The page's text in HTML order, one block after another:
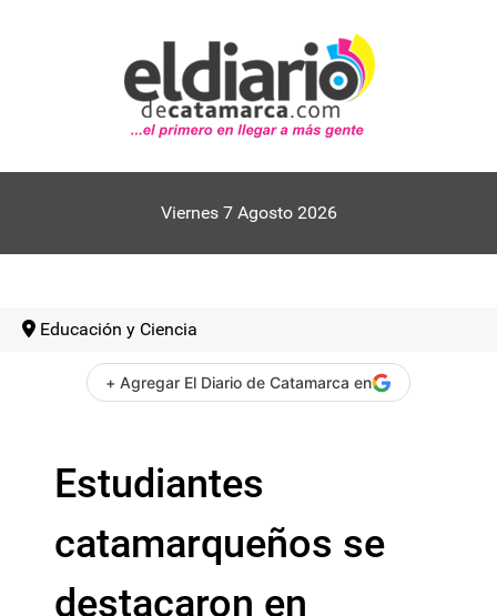
Viernes 7 Agosto 2026
Educación y Ciencia
+ Agregar El Diario de Catamarca en
Estudiantes
catamarqueños se
destacaron en